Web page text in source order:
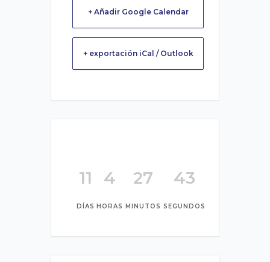
+ Añadir Google Calendar
+ exportación iCal / Outlook
11
DÍAS
4
HORAS
27
MINUTOS
42
SEGUNDOS